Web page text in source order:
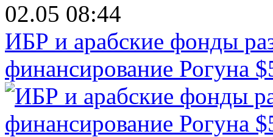
02.05 08:44
ИБР и арабские фонды
финансирование Рогуна